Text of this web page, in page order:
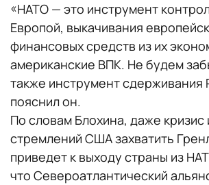
«НАТО — это инструмент
Европой, выкачивания
финансовых средств из их
американские ВПК. Не будем
также инструмент сдерживания
пояснил он.
По словам Блохина, даже кризис
стремлений США захватить
приведет к выходу страны из
что Североатлантический